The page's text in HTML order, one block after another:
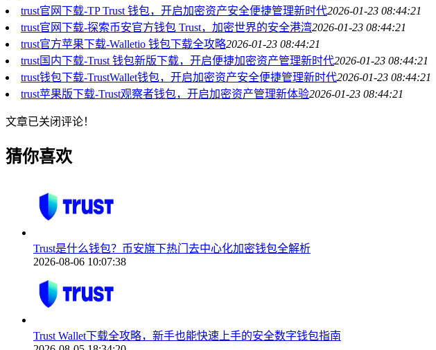
trust官网下载-TP Trust 钱包，开启加密资产安全便捷管理新时代2026-01-23 08:44:21
trust官网下载-探索币安官方钱包 Trust，加密世界的安全港湾2026-01-23 08:44:21
trust官方苹果下载-Walletio 钱包下载全攻略2026-01-23 08:44:21
trust国内下载-Trust 钱包新版下载，开启便捷加密资产管理新时代2026-01-23 08:44:21
trust钱包下载-TrustWallet钱包，开启加密资产安全便捷管理新时代2026-01-23 08:44:21
trust苹果版下载-Trust观察者钱包，开启加密资产管理新体验2026-01-23 08:44:21
文章已关闭评论！
猜你喜欢
Trust是什么钱包？币安旗下热门去中心化加密钱包全解析
2026-08-06 10:07:38
Trust Wallet下载全攻略，新手也能快速上手的安全数字钱包指南